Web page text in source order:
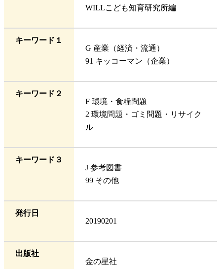
WILLこども知育研究所編
キーワード１
G 産業（経済・流通）
91 キッコーマン（企業）
キーワード２
F 環境・食糧問題
2 環境問題・ゴミ問題・リサイク
ル
キーワード３
J 参考図書
99 その他
発行日
20190201
出版社
金の星社